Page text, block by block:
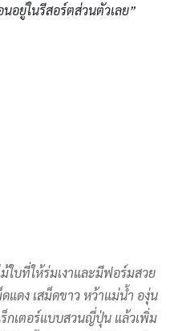
อยู่ในรีสอร์ตส่วนตัวเลย”
บที่ให้ร่มเงาและมีฟอร์มสวย
แดง เสม็ดขาว หว้าแม่น้ำ องุ่น
กเตอร์แบบสวนญี่ปุ่น แล้วเพิ่ม